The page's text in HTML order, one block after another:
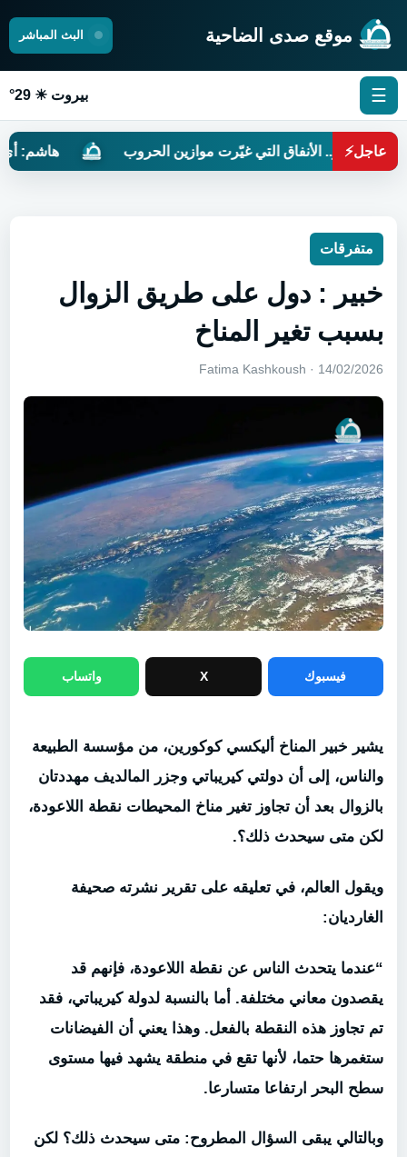
موقع صدى الضاحية البث المباشر
☰ بيروت ☀ 29°
عاجل⚡
الأنفاق التي غيّرت موازين الحروب هاشم: أي تنازل
متفرقات
خبير : دول على طريق الزوال
بسبب تغير المناخ
14/02/2026 · Fatima Kashkoush
فيسبوك X واتساب
يشير خبير المناخ أليكسي كوكورين، من مؤسسة الطبيعة
والناس، إلى أن دولتي كيريباتي وجزر المالديف مهددتان
بالزوال بعد أن تجاوز تغير مناخ المحيطات نقطة اللاعودة،
لكن متى سيحدث ذلك؟.
ويقول العالم، في تعليقه على تقرير نشرته صحيفة
الغارديان:
“عندما يتحدث الناس عن نقطة اللاعودة، فإنهم قد
يقصدون معاني مختلفة. أما بالنسبة لدولة كيريباتي، فقد
تم تجاوز هذه النقطة بالفعل. وهذا يعني أن الفيضانات
ستغمرها حتما، لأنها تقع في منطقة يشهد فيها مستوى
سطح البحر ارتفاعا متسارعا.
وبالتالي يبقى السؤال المطروح: متى سيحدث ذلك؟ لكن